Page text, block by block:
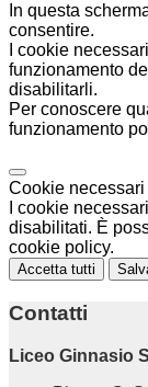
In questa
consentire.
I cookie
funzionamento
disabilitarli.
Per conoscere
funzionamento
Cookie
I cookie
disabilitati. È
cookie policy.
Accetta tutti
Contatti
Liceo Ginnasio